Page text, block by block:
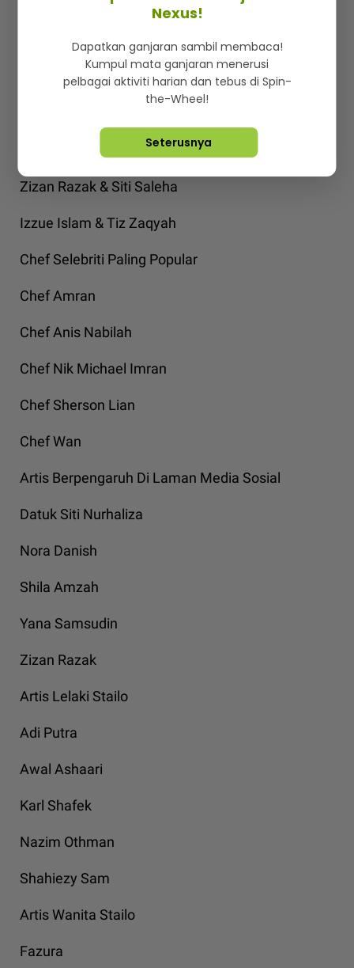
Gandingan Di Layar Serasi
Aaron Aziz & Nadiya Nissa
Azlee Khairi & Zara Zya
Zizan Razak & Siti Saleha
Izzue Islam & Tiz Zaqyah
Chef Selebriti Paling Popular
Chef Amran
Chef Anis Nabilah
Chef Nik Michael Imran
Chef Sherson Lian
Chef Wan
Artis Berpengaruh Di Laman Media Sosial
Datuk Siti Nurhaliza
Nora Danish
Shila Amzah
Yana Samsudin
Zizan Razak
Artis Lelaki Stailo
Adi Putra
Awal Ashaari
Karl Shafek
Nazim Othman
Shahiezy Sam
Artis Wanita Stailo
Fazura
Nexus!
Dapatkan ganjaran sambil membaca!
Kumpul mata ganjaran menerusi
pelbagai aktiviti harian dan tebus di Spin-
the-Wheel!
Seterusnya